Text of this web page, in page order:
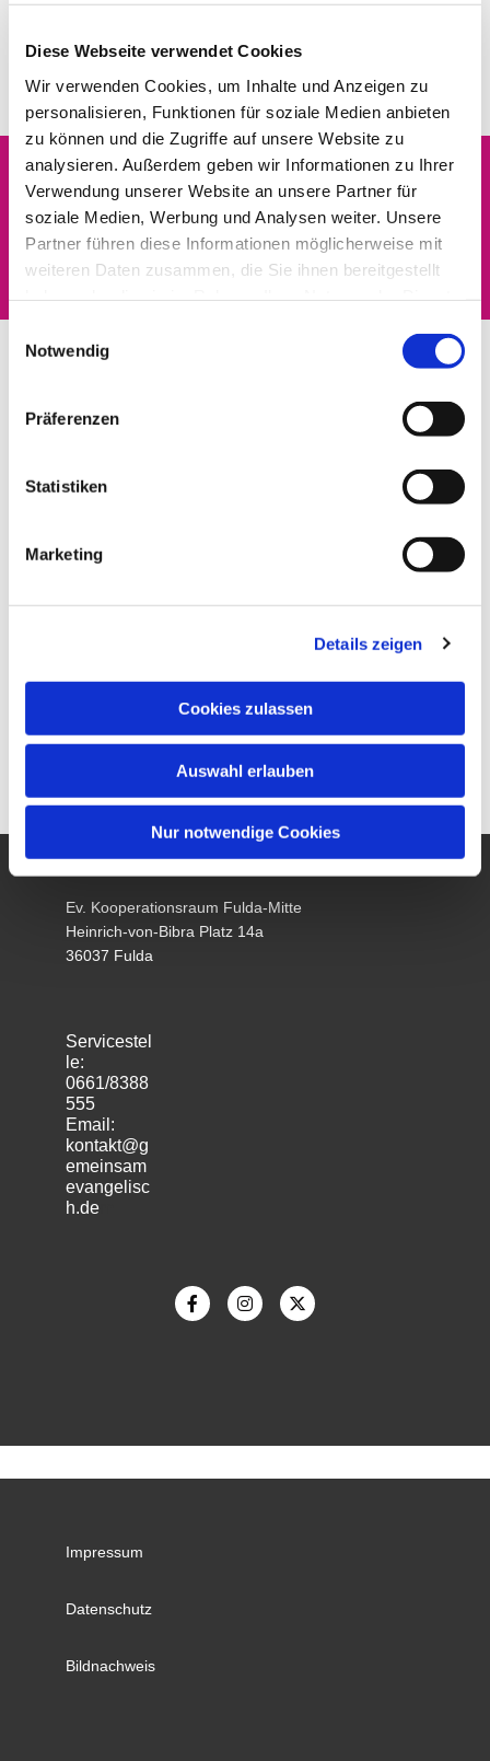
Diese Webseite verwendet Cookies
Wir verwenden Cookies, um Inhalte und Anzeigen zu
personalisieren, Funktionen für soziale Medien anbieten
zu können und die Zugriffe auf unsere Website zu
analysieren. Außerdem geben wir Informationen zu Ihrer
Verwendung unserer Website an unsere Partner für
soziale Medien, Werbung und Analysen weiter. Unsere
Partner führen diese Informationen möglicherweise mit
weiteren Daten zusammen, die Sie ihnen bereitgestellt
Notwendig
Präferenzen
Statistiken
Marketing
Details zeigen
Cookies zulassen
Auswahl erlauben
Nur notwendige Cookies
Dies könnte Sie auch
interessieren
Ev. Kooperationsraum Fulda-Mitte
Heinrich-von-Bibra Platz 14a
36037 Fulda
Servicestel
le:
0661/8388
555
Email:
kontakt@g
emeinsam
evangelisc
h.de
Impressum
Datenschutz
Bildnachweis